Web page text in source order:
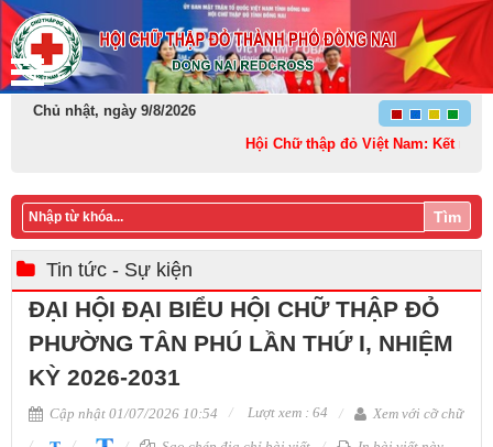
Chủ nhật, ngày 9/8/2026
Hội Chữ thập đỏ Việt Nam: Kết nối –
Tìm
Tin tức - Sự kiện
ĐẠI HỘI ĐẠI BIỂU HỘI CHỮ THẬP ĐỎ
PHƯỜNG TÂN PHÚ LẦN THỨ I, NHIỆM
KỲ 2026-2031
Cập nhật 01/07/2026 10:54 Lượt xem : 64
Xem với cỡ chữ